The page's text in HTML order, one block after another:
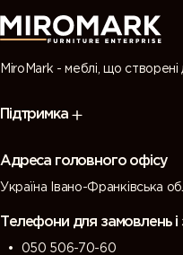
MiroMark - меблі, що створені
Підтримка
Адреса головного офісу
Україна Івано-Франківська
Телефони для замовлень і
050 506-70-60